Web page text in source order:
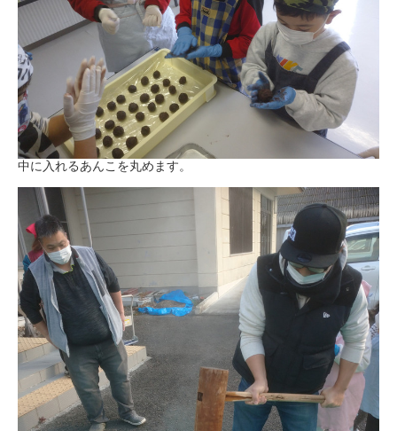
中に入れるあんこを丸めます。